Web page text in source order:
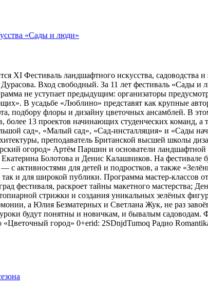
XI Фестиваль ландшафтного искусства,
Вход свободный. За 11 лет фестиваль «Сады и
не уступает предыдущим: организаторы
В усадьбе «Люблино» представят как крупные
подбору флоры и дизайну цветочных ансамблей. В
более 13 проектов начинающих студенческих команд,
сад», «Малый сад», «Сад-инсталляция» и «Сады
преподаватель Британской высшей школы
огород» Артём Паршин и основатели
Болотова и Денис Калашников. На фестивале
активностями для детей и подростков, а также
и для широкой публики. Программа мастер-классов
фестиваля, раскроет тайны макетного мастерства;
стрижки и создания уникальных зелёных
а Юлия Безматерных и Светлана Жук, не раз
будут понятны и новичкам, и бывалым садоводам.
«Цветочный город» 0+erid: 2SDnjdTumoq Радио